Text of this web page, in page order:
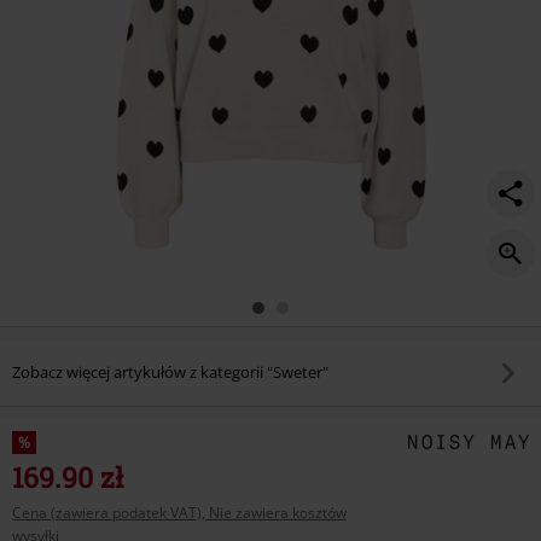
Zobacz więcej artykułów z kategorii "Sweter"
%
169.90 zł
Cena (zawiera podatek VAT), Nie zawiera kosztów
wysyłki